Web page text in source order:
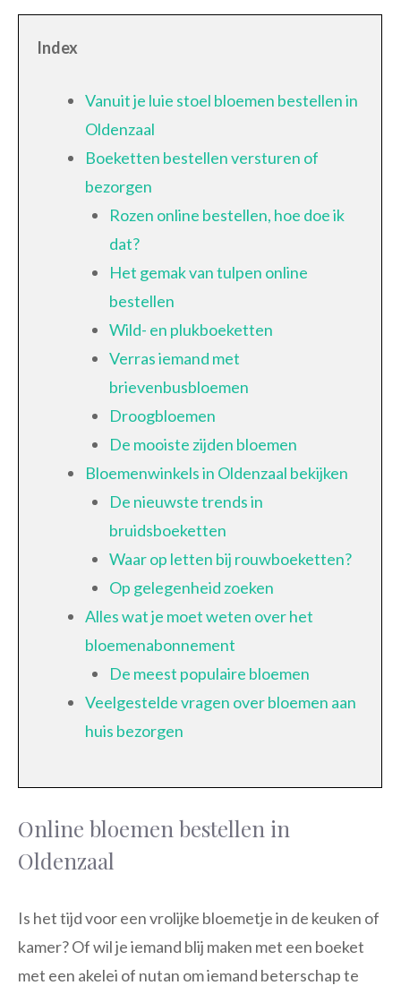
Index
Vanuit je luie stoel bloemen bestellen in
Oldenzaal
Boeketten bestellen versturen of
bezorgen
Rozen online bestellen, hoe doe ik
dat?
Het gemak van tulpen online
bestellen
Wild- en plukboeketten
Verras iemand met
brievenbusbloemen
Droogbloemen
De mooiste zijden bloemen
Bloemenwinkels in Oldenzaal bekijken
De nieuwste trends in
bruidsboeketten
Waar op letten bij rouwboeketten?
Op gelegenheid zoeken
Alles wat je moet weten over het
bloemenabonnement
De meest populaire bloemen
Veelgestelde vragen over bloemen aan
huis bezorgen
Online bloemen bestellen in
Oldenzaal
Is het tijd voor een vrolijke bloemetje in de keuken of
kamer? Of wil je iemand blij maken met een boeket
met een akelei of nutan om iemand beterschap te